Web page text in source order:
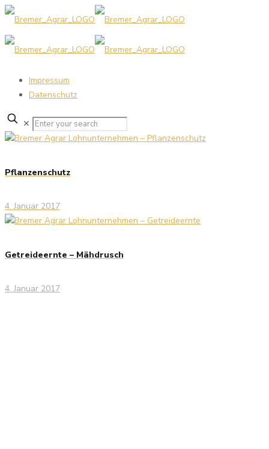
Impressum
Datenschutz
✕
Pflanzenschutz
4. Januar 2017
Getreideernte – Mähdrusch
4. Januar 2017